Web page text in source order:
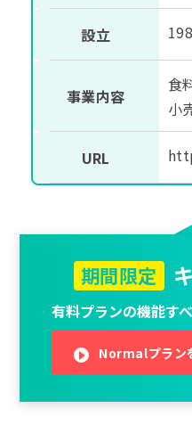
設立
事業内容
食
小
URL
期間限定
有料プランの機能す
Normalプラン